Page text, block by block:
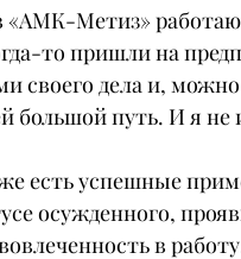
«АМК-Метиз»
то пришли на
своего дела и, можно
большой путь. И я не
есть успешные
осужденного,
в